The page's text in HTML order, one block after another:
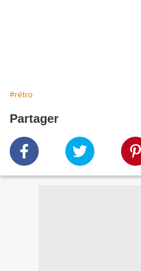
#rétro
Partager